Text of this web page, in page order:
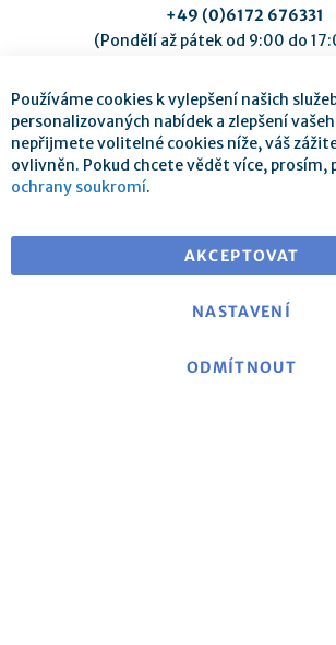
+49 (0)6172 676331
(Pondělí až pátek od 9:00 do
pro dodání v EU
Používáme cookies k vylepšení našich
personalizovaných nabídek a zlepšení
nepřijmete volitelné cookies níže, váš
ovlivněn. Pokud chcete vědět více, prosím,
ochrany soukromí.
AKCEPTOVAT
NASTAVENÍ
ODMÍTNOUT